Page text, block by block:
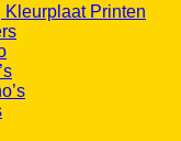
Kleurplaat Printen